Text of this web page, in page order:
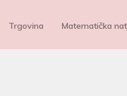
Trgovina Matematička